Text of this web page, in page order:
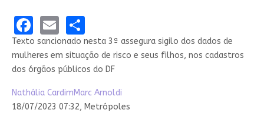
Facebook
EmailShare
Texto sancionado nesta 3ª assegura sigilo dos dados de
mulheres em situação de risco e seus filhos, nos cadastros
dos órgãos públicos do DF
Nathália CardimMarc Arnoldi
18/07/2023 07:32, Metrópoles